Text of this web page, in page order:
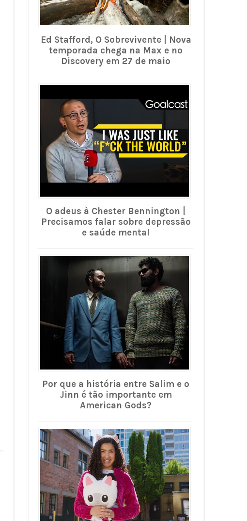
Ed Stafford, O Sobrevivente | Nova
temporada chega na Max e no
Discovery em 27 de maio
O adeus à Chester Bennington |
Precisamos falar sobre depressão
e saúde mental
Por que a história entre Salim e o
Jinn é tão importante em
American Gods?